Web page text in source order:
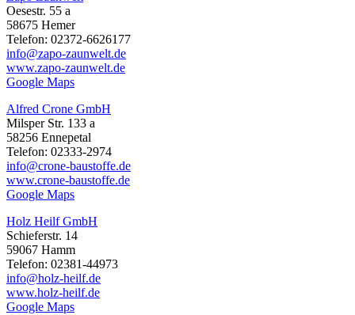
Oesestr. 55 a
58675 Hemer
Telefon: 02372-6626177
info@zapo-zaunwelt.de
www.zapo-zaunwelt.de
Google Maps
Alfred Crone GmbH
Milsper Str. 133 a
58256 Ennepetal
Telefon: 02333-2974
info@crone-baustoffe.de
www.crone-baustoffe.de
Google Maps
Holz Heilf GmbH
Schieferstr. 14
59067 Hamm
Telefon: 02381-44973
info@holz-heilf.de
www.holz-heilf.de
Google Maps